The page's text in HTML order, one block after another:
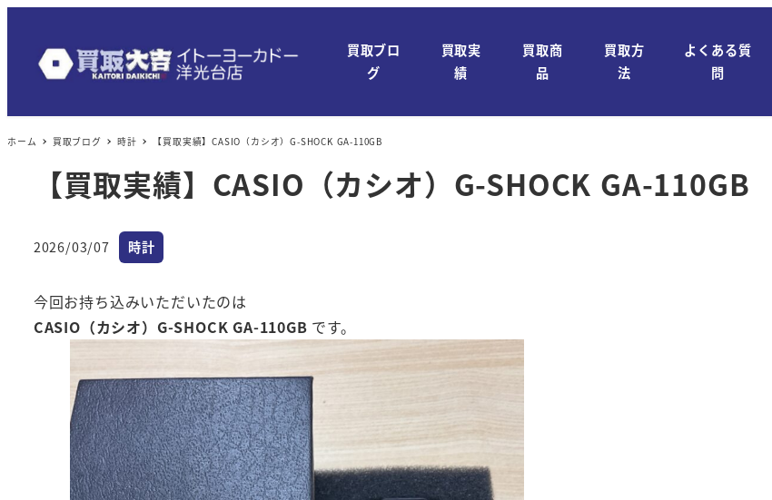
ン
テ
買取ブロ
グ
買取実
績
買取商
品
買取方
法
よくある質
問
ホーム 買取ブログ 時計 【買取実績】CASIO（カシオ）G-SHOCK GA-110GB
【買取実績】CASIO（カシオ）G-SHOCK GA-110GB
投稿日
2026/03/07 カテゴリー
時計
今回お持ち込みいただいたのは
CASIO（カシオ）G-SHOCK GA-110GB です。